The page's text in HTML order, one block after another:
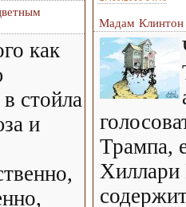
как
стойла
и
Мадам Клинтон
Трампа,
Хиллари